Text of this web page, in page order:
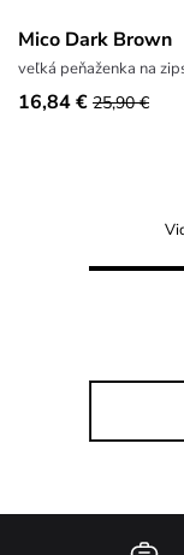
Mico Dark Brown
veľká peňaženka na
16,84 € 25,90 €